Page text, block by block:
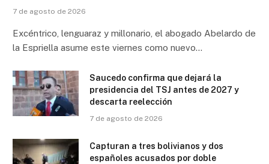
7 de agosto de 2026
Excéntrico, lenguaraz y millonario, el abogado Abelardo de
la Espriella asume este viernes como nuevo…
Saucedo confirma que dejará la
presidencia del TSJ antes de 2027 y
descarta reelección
7 de agosto de 2026
Capturan a tres bolivianos y dos
españoles acusados por doble